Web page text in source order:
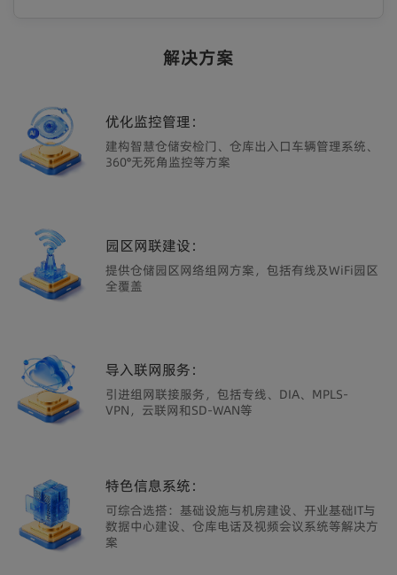
解决方案
优化监控管理：
建构智慧仓储安检门、仓库出入口车辆管理系统、
360°无死角监控等方案
园区网联建设：
提供仓储园区网络组网方案，包括有线及WiFi园区
全覆盖
导入联网服务：
引进组网联接服务，包括专线、DIA、MPLS-
VPN，云联网和SD-WAN等
特色信息系统：
可综合选搭：基础设施与机房建设、开业基础IT与
数据中心建设、仓库电话及视频会议系统等解决方
案